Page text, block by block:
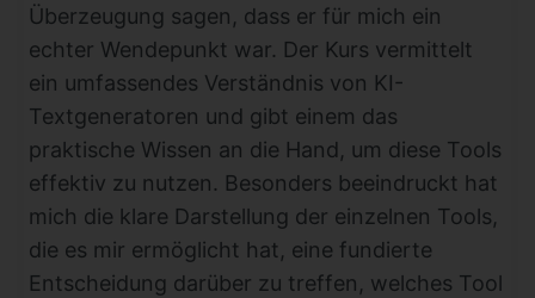
Überzeugung sagen, dass er für mich ein
echter Wendepunkt war. Der Kurs vermittelt
ein umfassendes Verständnis von KI-
Textgeneratoren und gibt einem das
praktische Wissen an die Hand, um diese Tools
effektiv zu nutzen. Besonders beeindruckt hat
mich die klare Darstellung der einzelnen Tools,
die es mir ermöglicht hat, eine fundierte
Entscheidung darüber zu treffen, welches Tool